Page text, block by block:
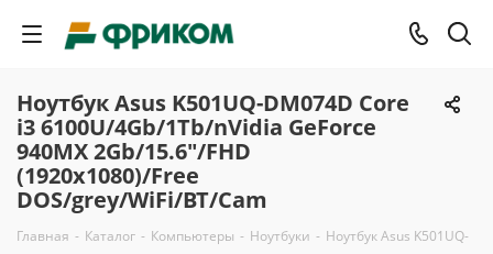
Ноутбук Asus K501UQ-DM074D Core
i3 6100U/4Gb/1Tb/nVidia GeForce
940MX 2Gb/15.6"/FHD
(1920x1080)/Free
DOS/grey/WiFi/BT/Cam
Главная - Каталог - Компьютеры - Ноутбуки - Ноутбук Asus K501UQ-